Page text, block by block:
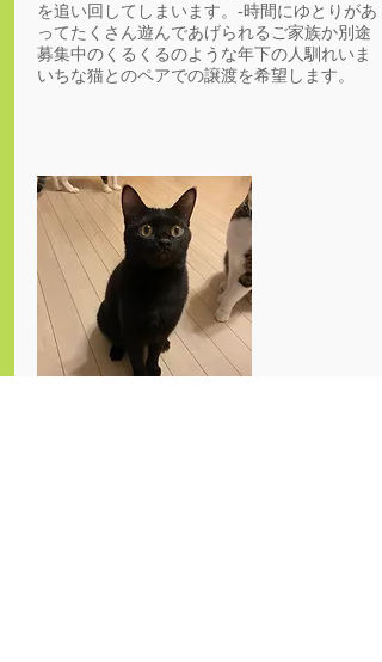
を追い回してしまいます。-時間にゆとりがあ
ってたくさん遊んであげられるご家族か別途
募集中のくるくるのような年下の人馴れいま
いちな猫とのペアでの譲渡を希望します。